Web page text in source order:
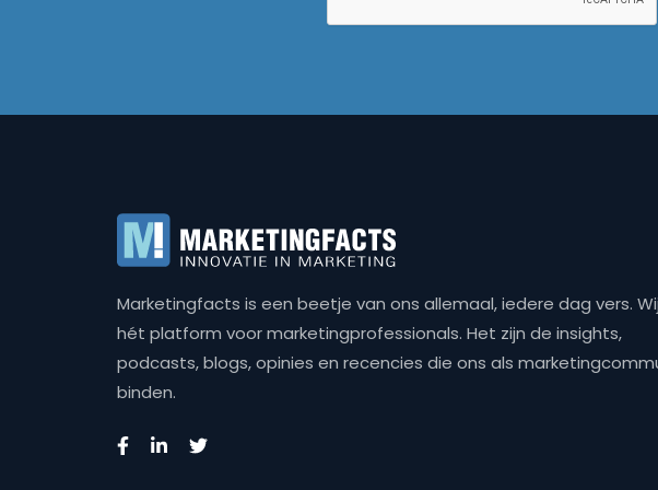
Marketingfacts is een beetje van ons allemaal, iedere dag vers.
hét platform voor marketingprofessionals. Het zijn de insights,
podcasts, blogs, opinies en recencies die ons als
binden.